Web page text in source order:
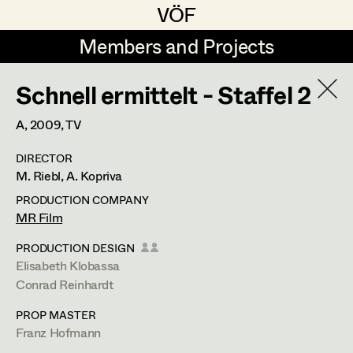
VÖF
VÖF
Members and Projects
Members and Projects
DE EN HOME
Art Department
Costume Department
Retired Members
Honorary Members
Uli Fessler
Gesche Glöyer
Rudolf Hummel
Elisabeth Klobassa
Christian Kranfuss
Heidi Melinc
Elisabeth Klobassa
Retired Members
Landskrongasse 5/14,
Schnell ermittelt - Staffel 2
A,2009, TV
DIRECTOR
M. Riebl, A. Kopriva
PRODUCTION COMPANY
MR Film
PRODUCTION DESIGN
Elisabeth Klobassa
Conrad Reinhardt
PROP MASTER
Franz Hofmann